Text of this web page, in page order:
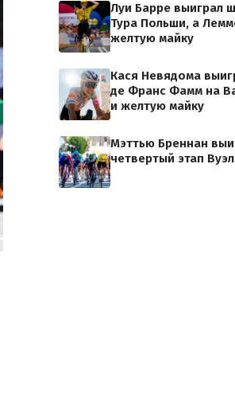
Луи Барре выиграл
Тура Польши, а
желтую майку
Кася Невядома
де Франс Фамм на
и желтую майку
Мэттью Бреннан
четвертый этап